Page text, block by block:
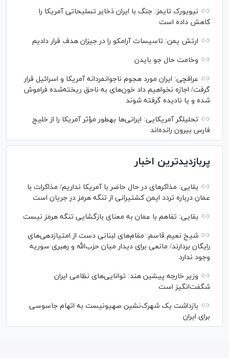
نیویورک تایمز: جنگ با ایران ذخایر تسلیحاتی آمریکا را
کاهش داده است
ارتش یمن: تاسیسات آرامکو را در جیزان هدف قرار دادیم
وخامت حال جو بایدن
عراقچی: ایران مورد هجوم ناجوانمردانه آمریکا و اسرائیل قرار
گرفت/ اجازه نخواهیم داد خون‌های به ناحق ریخته‌شده فراموش
شده و یا نادیده گرفته شوند
تحلیلگر آمریکایی: ایرانی‌ها به‎طور مؤثر آمریکا را از خلیج
فارس بیرون رانده‌اند
پربازدیدترین اخبار
بقایی: مذاکره‎ای در حال حاضر با آمریکا نداریم/ مذاکرات با
عمان درباره تردد ایمن کشتیرانی از تنگه هرمز در جریان است
بقایی: تفاهم با عمان به معنای بازگشایی تنگه هرمز نیست
شیخ نعیم قاسم: مقام‌های لبنانی دست از امتیازدهی‌های
رایگان بردارند/ مانعی برای دیدار میان حزب‌الله و رهبری سوریه
وجود ندارد
وزیر خارجه پیشین هند: توانایی‌های نظامی ایران
شگفت‌انگیز است
بازداشت یک شهرک‌نشین صهیونیست به اتهام جاسوسی
برای ایران